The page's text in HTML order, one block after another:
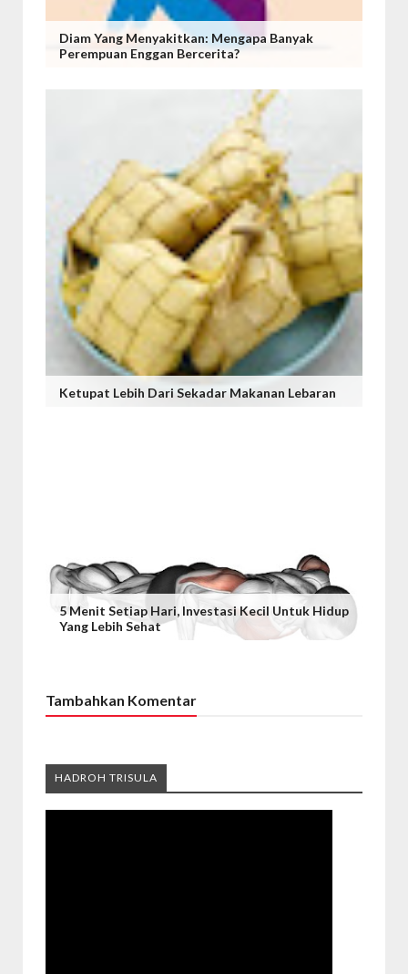
Diam Yang Menyakitkan: Mengapa Banyak
Perempuan Enggan Bercerita?
Ketupat Lebih Dari Sekadar Makanan Lebaran
5 Menit Setiap Hari, Investasi Kecil Untuk Hidup
Yang Lebih Sehat
Tambahkan Komentar
HADROH TRISULA